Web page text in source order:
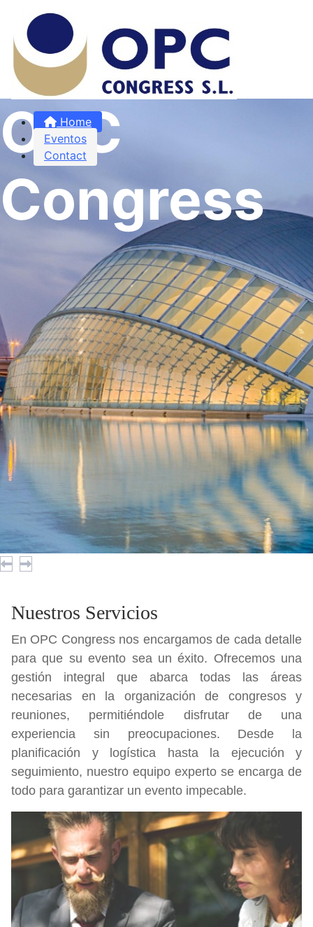
Home
Eventos
Contact
OPC
Congress
Nuestros Servicios
En OPC Congress nos encargamos de cada detalle
para que su evento sea un éxito. Ofrecemos una
gestión integral que abarca todas las áreas
necesarias en la organización de congresos y
reuniones, permitiéndole disfrutar de una
experiencia sin preocupaciones. Desde la
planificación y logística hasta la ejecución y
seguimiento, nuestro equipo experto se encarga de
todo para garantizar un evento impecable.